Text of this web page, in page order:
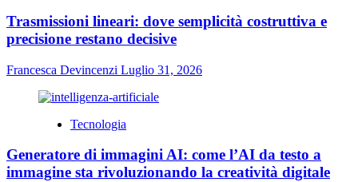
Trasmissioni lineari: dove semplicità costruttiva e
precisione restano decisive
Francesca Devincenzi Luglio 31, 2026
Tecnologia
Generatore di immagini AI: come l’AI da testo a
immagine sta rivoluzionando la creatività digitale